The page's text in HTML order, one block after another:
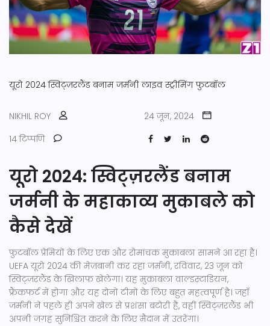
यूरो 2024 स्विट्ज़रलैंड बनाम जर्मनी लाइव स्ट्रीमिंग फुटबॉल
NIKHIL ROY
24 जून, 2024
14 टिप्पणि
यूरो 2024: स्विट्ज़रलैंड बनाम
जर्मनी के महाकाव्य मुकाबले को
कैसे देखें
फुटबॉल प्रेमियों के लिए एक और रोमांचक मुकाबला सामने आ रहा है।
UEFA यूरो 2024 की मेज़बानी कर रहा जर्मनी, रविवार, 23 जून को
स्विट्ज़रलैंड के खिलाफ खेलेगा। यह मुकाबला वाल्डस्टाडियन,
फ्रैंकफर्ट में होगा और यह दोनों टीमों के लिए बहुत महत्वपूर्ण है। जहाँ
जर्मनी ने पहले ही अपने खेल से प्रशंसा बटोरी है, वहीं स्विट्ज़रलैंड भी
अपनी जगह सुनिश्चित करने के लिए मैदान में उतरेगा।